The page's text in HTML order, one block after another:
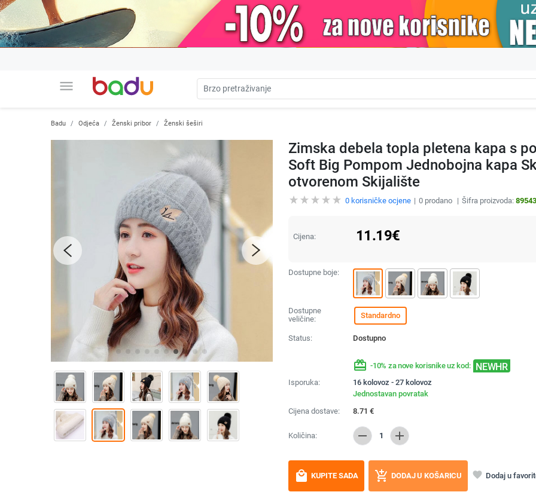
menu
Badu Odjeća Ženski pribor Ženski šeširi
Zimska debela topla pletena kapa s
Soft Big Pompom Jednobojna kapa
otvorenom Skijalište
0korisničke ocjene 0prodano Šifra proizvoda:
Cijena: 11.19€
Dostupne boje:
Dostupne
veličine:
Standardno
Status: Dostupno
redeem -10% za nove korisnike uz kod: NEWHR
Isporuka:
16 kolovoz - 27 kolovoz
Jednostavan povratak
Cijena dostave:
8.71 €
Količina: remove 1 add
local_mall KUPITE SADA add_shopping_cart DODAJ U KOŠARICU favorite Dodaj u